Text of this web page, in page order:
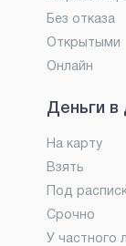
Без отказа
Открытыми
Онлайн
Деньги в
На карту
Взять
Под
Срочно
У частного